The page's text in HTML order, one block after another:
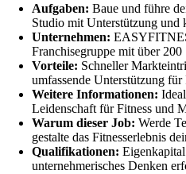
Aufgaben: Baue und führe
Studio mit Unterstützung und
Unternehmen:
Franchisegruppe mit über
Vorteile: Schneller
umfassende Unterstützung für
Weitere Informationen:
Leidenschaft für Fitness und
Warum dieser Job: Werde
gestalte das Fitnesserlebnis
Qualifikationen:
unternehmerisches Denken